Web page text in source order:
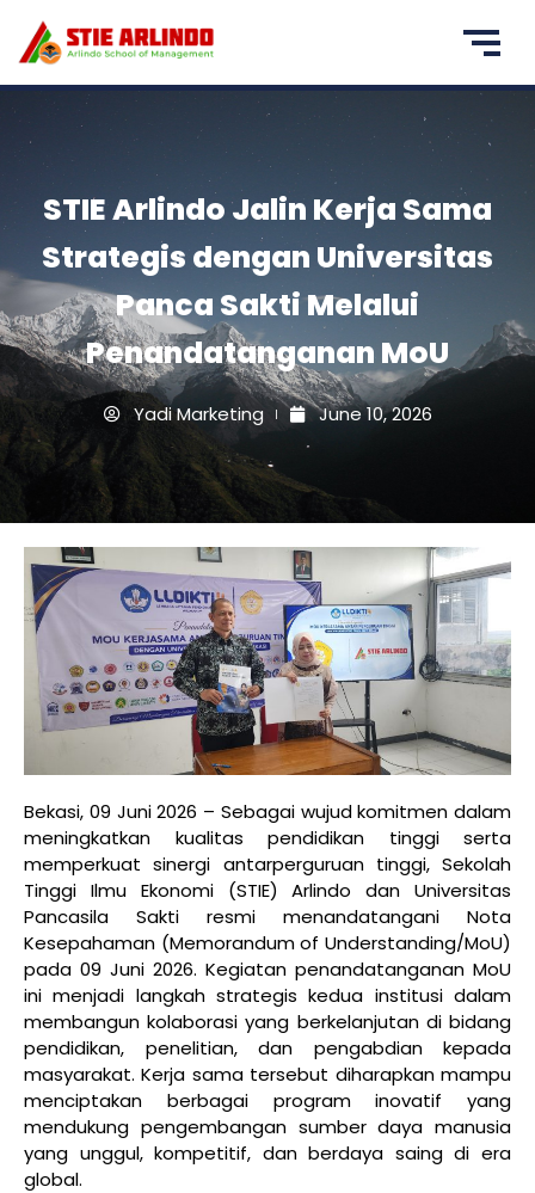
STIE Arlindo Jalin Kerja Sama
Strategis dengan Universitas
Panca Sakti Melalui
Penandatanganan MoU
Yadi Marketing June 10, 2026
Bekasi, 09 Juni 2026 – Sebagai wujud komitmen dalam
meningkatkan kualitas pendidikan tinggi serta
memperkuat sinergi antarperguruan tinggi, Sekolah
Tinggi Ilmu Ekonomi (STIE) Arlindo dan Universitas
Pancasila Sakti resmi menandatangani Nota
Kesepahaman (Memorandum of Understanding/MoU)
pada 09 Juni 2026. Kegiatan penandatanganan MoU
ini menjadi langkah strategis kedua institusi dalam
membangun kolaborasi yang berkelanjutan di bidang
pendidikan, penelitian, dan pengabdian kepada
masyarakat. Kerja sama tersebut diharapkan mampu
menciptakan berbagai program inovatif yang
mendukung pengembangan sumber daya manusia
yang unggul, kompetitif, dan berdaya saing di era
global.